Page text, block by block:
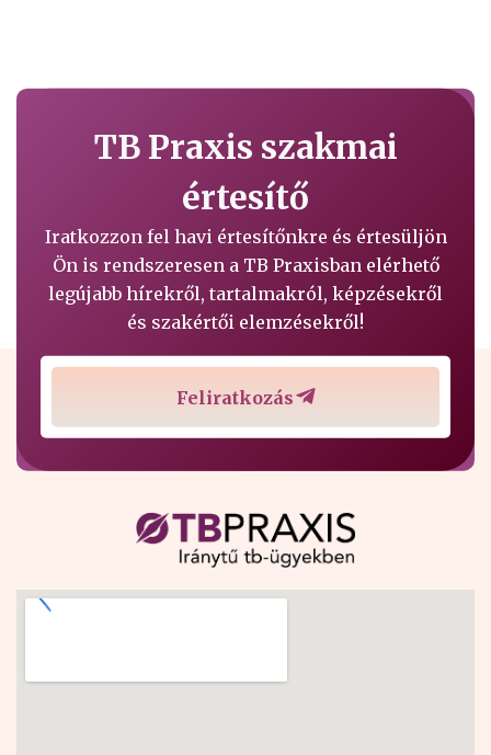
TB Praxis szakmai
értesítő
Iratkozzon fel havi értesítőnkre és értesüljön
Ön is rendszeresen a TB Praxisban elérhető
legújabb hírekről, tartalmakról, képzésekről
és szakértői elemzésekről!
Feliratkozás